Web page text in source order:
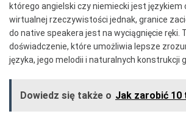
którego angielski czy niemiecki jest językiem
wirtualnej rzeczywistości jednak, granice
do native speakera jest na wyciągnięcie ręki.
doświadczenie, które umożliwia lepsze
języka, jego melodii i naturalnych konstrukcji
Dowiedz się także o Jak zarobić 10